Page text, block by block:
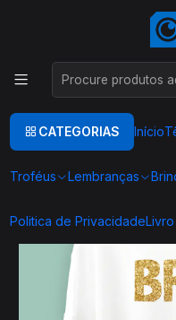
CATEGORIAS Início
Troféus Lembranças
Politica de Privacidade
Este é o
DESPEDIDA